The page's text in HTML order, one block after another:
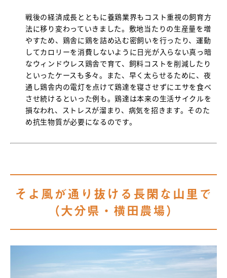
戦後の経済成長とともに養鶏業界もコスト重視の飼育方
法に移り変わっていきました。敷地当たりの生産量を増
やすため、鶏舎に鶏を詰め込む密飼いを行ったり、運動
してカロリーを消費しないように日光が入らない真っ暗
なウィンドウレス鶏舎で育て、飼料コストを削減したり
といったケースも多々。また、早く太らせるために、夜
通し鶏舎内の電灯を点けて鶏達を寝させずにエサを食べ
させ続けるといった例も。鶏達は本来の生活サイクルを
損なわれ、ストレスが溜まり、病気を招きます。そのた
め抗生物質が必要になるのです。
そよ風が通り抜ける長閑な山里で
（大分県・横田農場）